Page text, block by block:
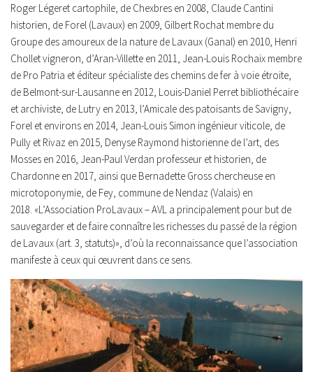
Roger Légeret cartophile, de Chexbres en 2008, Claude Cantini
historien, de Forel (Lavaux) en 2009, Gilbert Rochat membre du
Groupe des amoureux de la nature de Lavaux (Ganal) en 2010, Henri
Chollet vigneron, d’Aran-Villette en 2011, Jean-Louis Rochaix membre
de Pro Patria et éditeur spécialiste des chemins de fer à voie étroite,
de Belmont-sur-Lausanne en 2012, Louis-Daniel Perret bibliothécaire
et archiviste, de Lutry en 2013, l’Amicale des patoisants de Savigny,
Forel et environs en 2014, Jean-Louis Simon ingénieur viticole, de
Pully et Rivaz en 2015, Denyse Raymond historienne de l’art, des
Mosses en 2016, Jean-Paul Verdan professeur et historien, de
Chardonne en 2017, ainsi que Bernadette Gross chercheuse en
microtoponymie, de Fey, commune de Nendaz (Valais) en
2018. «L’Association ProLavaux – AVL a principalement pour but de
sauvegarder et de faire connaître les richesses du passé de la région
de Lavaux (art. 3, statuts)», d’où la reconnaissance que l’association
manifeste à ceux qui œuvrent dans ce sens.